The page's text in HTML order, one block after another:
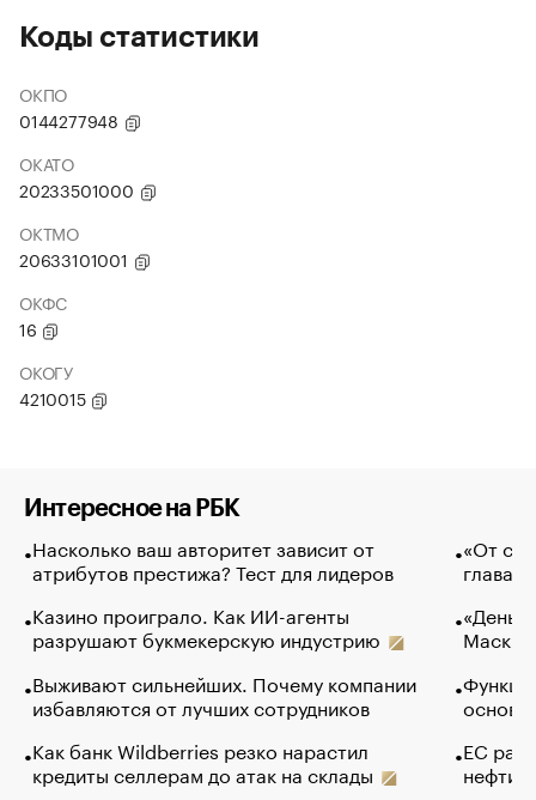
Коды статистики
ОКПО
0144277948
ОКАТО
20233501000
ОКТМО
20633101001
ОКФС
16
ОКОГУ
4210015
Интересное на РБК
Насколько ваш авторитет зависит от
атрибутов престижа? Тест для лидеров
Казино проиграло. Как ИИ-агенты
разрушают букмекерскую индустрию
Выживают сильнейших. Почему компании
избавляются от лучших сотрудников
Как банк Wildberries резко нарастил
кредиты селлерам до атак на склады
«От
глава
Маск в
основ
ЕС
нефти